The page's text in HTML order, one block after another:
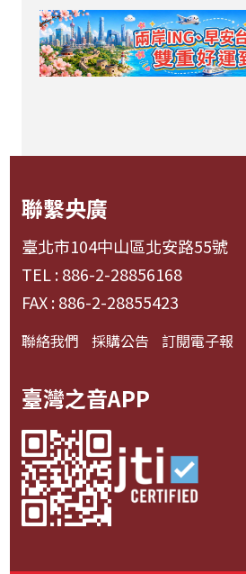
聯繫央廣
臺北市104中山區北安路55號
TEL : 886-2-28856168
FAX : 886-2-28855423
聯絡我們 採購公告 訂閱電子報
臺灣之音APP